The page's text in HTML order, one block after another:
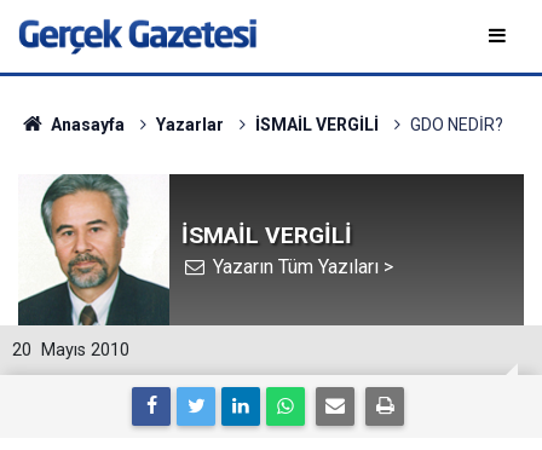
Anasayfa Yazarlar İSMAİL VERGİLİ GDO NEDİR?
İSMAİL VERGİLİ
Yazarın Tüm Yazıları >
20 Mayıs 2010